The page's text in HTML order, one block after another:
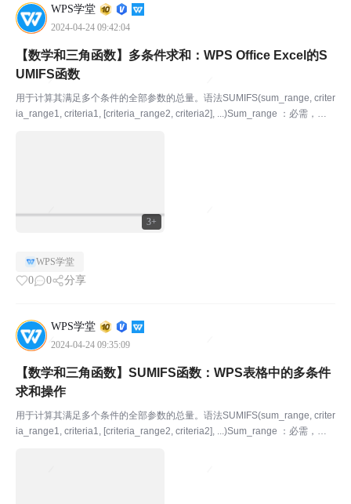
WPS学堂
2024-04-24 09:42:04
3+
【数学和三角函数】多条件求和：WPS Office Excel的S
UMIFS函数
用于计算其满足多个条件的全部参数的总量。语法SUMIFS(sum_range, criter
ia_range1, criteria1, [criteria_range2, criteria2], ...)Sum_range ：必需，要
WPS学堂
0 0 分享
WPS学堂
2024-04-24 09:35:09
【数学和三角函数】SUMIFS函数：WPS表格中的多条件
求和操作
用于计算其满足多个条件的全部参数的总量。语法SUMIFS(sum_range, criter
ia_range1, criteria1, [criteria_range2, criteria2], ...)Sum_range ：必需，要